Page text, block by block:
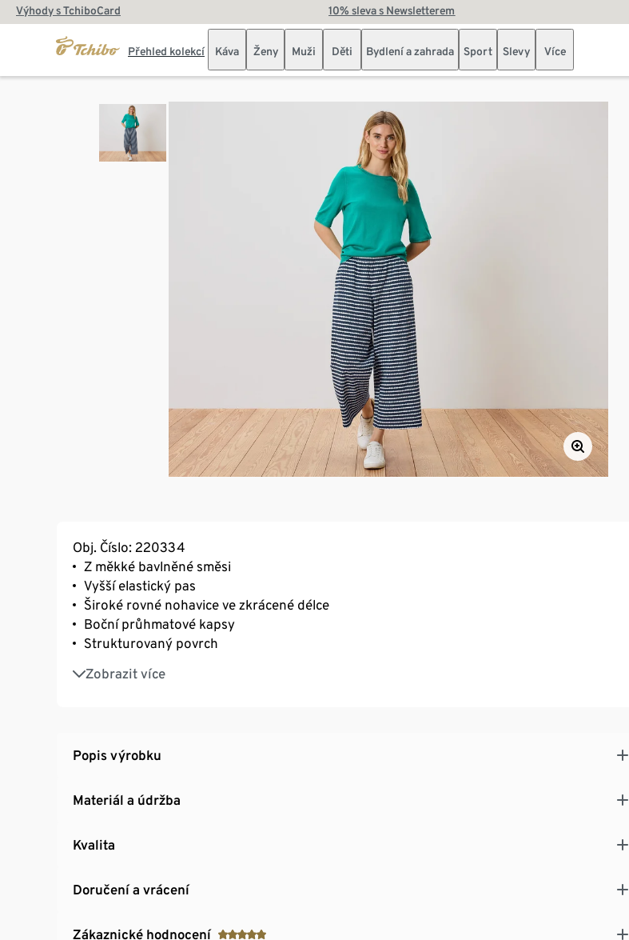
Výhody s TchiboCard 10% sleva s Newsletterem
Přehled kolekcí Káva Ženy Muži Děti Bydlení a zahrada Sport Slevy Více
Obj. Číslo: 220334
Z měkké bavlněné směsi
Vyšší elastický pas
Široké rovné nohavice ve zkrácené délce
Boční průhmatové kapsy
Strukturovaný povrch
Zobrazit více
S elastanem: dobře drží tvar, perfektně sedí a výborně se nosí
Popis výrobku
Materiál a údržba
Kvalita
Doručení a vrácení
Zákaznické hodnocení